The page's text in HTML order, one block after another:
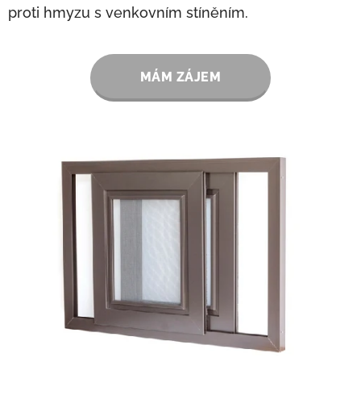
proti hmyzu s venkovním stíněním.
MÁM ZÁJEM